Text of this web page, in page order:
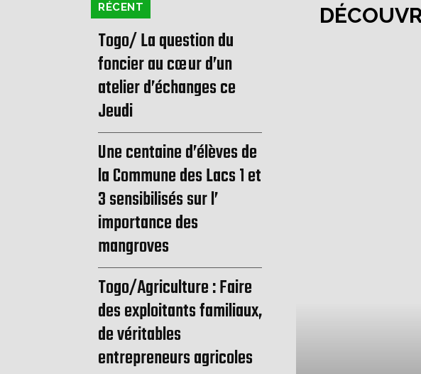
RÉCENT
Togo/ La question du
foncier au cœur d’un
atelier d’échanges ce
Jeudi
Une centaine d’élèves de
la Commune des Lacs 1 et
3 sensibilisés sur l’
importance des
mangroves
Togo/Agriculture : Faire
des exploitants familiaux,
de véritables
entrepreneurs agricoles